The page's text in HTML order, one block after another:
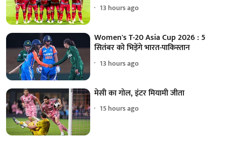
13 hours ago
Women's T-20 Asia Cup 2026 : 5
सितंबर को भिड़ेंगे भारत-पाकिस्तान
13 hours ago
मेसी का गोल, इंटर मियामी जीता
15 hours ago